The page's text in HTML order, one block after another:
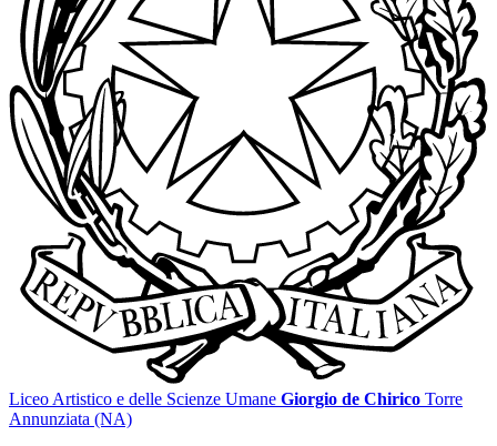
Liceo Artistico e delle Scienze Umane Giorgio de Chirico Torre
Annunziata (NA)